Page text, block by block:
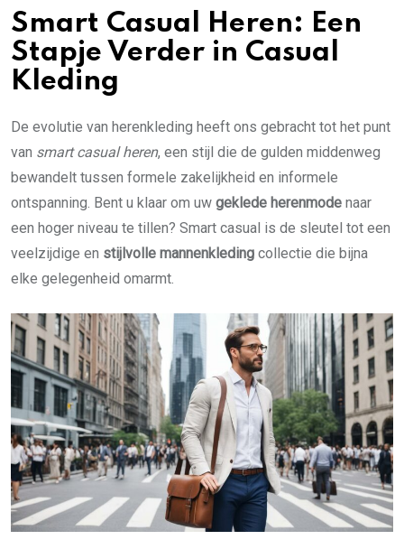
Smart Casual Heren: Een
Stapje Verder in Casual
Kleding
De evolutie van herenkleding heeft ons gebracht tot het punt
van smart casual heren, een stijl die de gulden middenweg
bewandelt tussen formele zakelijkheid en informele
ontspanning. Bent u klaar om uw geklede herenmode naar
een hoger niveau te tillen? Smart casual is de sleutel tot een
veelzijdige en stijlvolle mannenkleding collectie die bijna
elke gelegenheid omarmt.